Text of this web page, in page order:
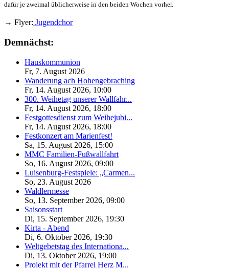
dafür je zweimal üblicherweise in den beiden Wochen vorher.
→ Flyer: Jugendchor
Demnächst:
Hauskommunion
Fr, 7. August 2026
Wanderung ach Hohengebraching
Fr, 14. August 2026, 10:00
300. Weihetag unserer Wallfahr...
Fr, 14. August 2026, 18:00
Festgottesdienst zum Weihejubi...
Fr, 14. August 2026, 18:00
Festkonzert am Marienfest!
Sa, 15. August 2026, 15:00
MMC Familien-Fußwallfahrt
So, 16. August 2026, 09:00
Luisenburg-Festspiele: „Carmen...
So, 23. August 2026
Waldlermesse
So, 13. September 2026, 09:00
Saisonsstart
Di, 15. September 2026, 19:30
Kirta - Abend
Di, 6. Oktober 2026, 19:30
Weltgebetstag des Internationa...
Di, 13. Oktober 2026, 19:00
Projekt mit der Pfarrei Herz M...